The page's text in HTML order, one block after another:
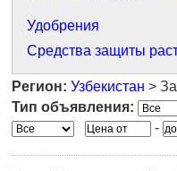
Удобрения
Средства защиты
Регион: Узбекистан >
Тип объявления:
-